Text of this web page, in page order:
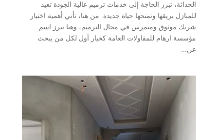
الحداثة، تبرز الحاجة إلى خدمات ترميم عالية الجودة تعيد
للمنازل بريقها وتمنحها حياة جديدة. من هنا، تأتي أهمية اختيار
شريك موثوق ومتمرس في مجال الترميم، وهنا يبرز اسم
مؤسسة ارهام للمقاولات العامة كخيار أول لكل من يبحث
عن...